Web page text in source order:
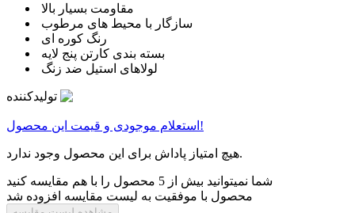
مقاومت بسیار بالا
سازگار با محیط های مرطوب
رنگ کوره ای
بسته بندی کارتن پنج لایه
لولاهای استیل ضد زنگ
تولیدکننده
استعلام موجودی و قیمت این محصول!
هیچ امتیاز پاداش برای این محصول وجود ندارد.
شما نمیتوانید بیش از 5 محصول را با هم مقایسه کنید
محصول با موفقیت به لیست مقایسه افزوده شد